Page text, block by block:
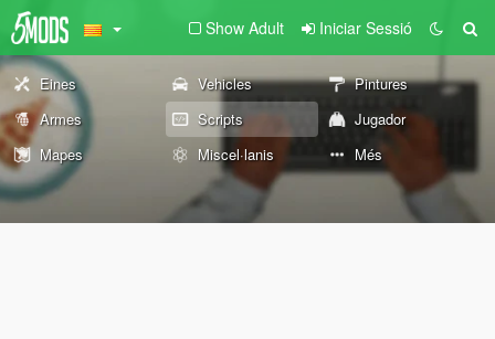
Show Adult Iniciar Sessió
Eines Vehicles
Pintures
Armes
Scripts
Jugador
Mapes
Miscel·lanis Més